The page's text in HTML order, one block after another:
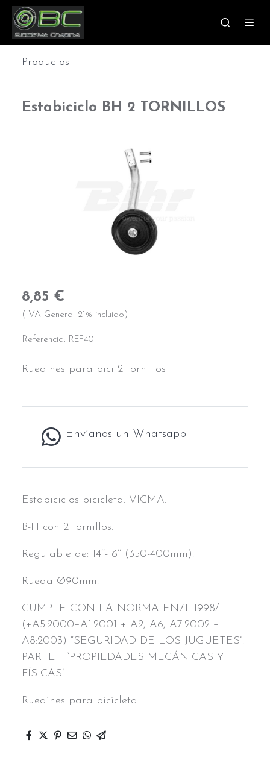
Productos
Estabiciclo BH 2 TORNILLOS
8,85 €
(IVA General 21% incluido)
Referencia: REF401
Ruedines para bici 2 tornillos
Envíanos un Whatsapp
Estabiciclos bicicleta. VICMA.
B-H con 2 tornillos.
Regulable de: 14’’-16’’ (350-400mm).
Rueda Ø90mm.
CUMPLE CON LA NORMA EN71: 1998/1
(+A5:2000+A1:2001 + A2, A6, A7:2002 +
A8:2003) “SEGURIDAD DE LOS JUGUETES”.
PARTE 1 “PROPIEDADES MECÁNICAS Y
FÍSICAS”
Ruedines para bicicleta